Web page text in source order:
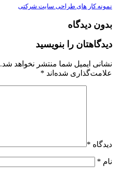
نمونه کار های طراحی سایت شرکتی
بدون دیدگاه
دیدگاهتان را بنویسید
نشانی ایمیل شما منتشر نخواهد شد.
علامت‌گذاری شده‌اند *
دیدگاه *
نام *